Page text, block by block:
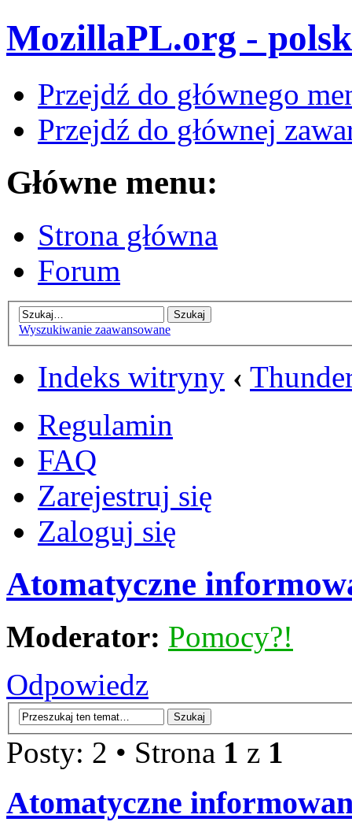
MozillaPL.org -
Przejdź do głównego
Przejdź do głównej
Główne menu:
Strona główna
Forum
Wyszukiwanie zaawansowane
Indeks witryny ‹
Regulamin
FAQ
Zarejestruj się
Zaloguj się
Atomatyczne
Moderator: Pomocy?!
Odpowiedz
Posty: 2 • Strona 1 z 1
Atomatyczne